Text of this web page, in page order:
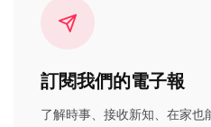
訂閱我們的電子報
了解時事、接收新知、在家也